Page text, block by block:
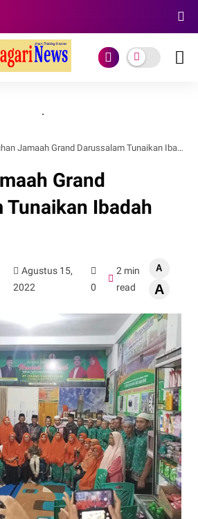
.
Jamaah Grand Darussalam Tunaikan Ibadah Umrah
Grand
Tunaikan Ibadah
Agustus 15,
2022
0
2 min
read
A
A